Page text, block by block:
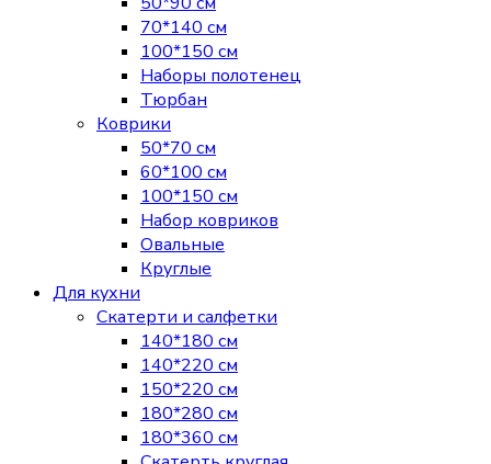
70*140 см
100*150 см
Наборы полотенец
Тюрбан
Коврики
50*70 см
60*100 см
100*150 см
Набор ковриков
Овальные
Круглые
Для кухни
Скатерти и салфетки
140*180 см
140*220 см
150*220 см
180*280 см
180*360 см